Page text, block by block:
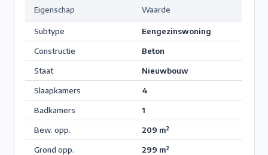
Eigenschap Waarde
Subtype
Eengezinswoning
Constructie
Beton
Staat
Nieuwbouw
Slaapkamers
4
Badkamers
1
Bew. opp.
209 m²
Grond opp.
299 m²